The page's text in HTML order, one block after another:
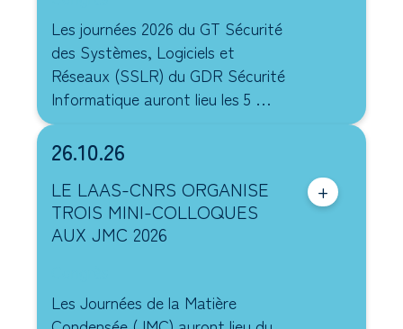
Les journées 2026 du GT Sécurité
des Systèmes, Logiciels et
Réseaux (SSLR) du GDR Sécurité
Informatique auront lieu les 5 …
26.10.26
LE LAAS-CNRS ORGANISE
TROIS MINI-COLLOQUES
AUX JMC 2026
Les Journées de la Matière
+